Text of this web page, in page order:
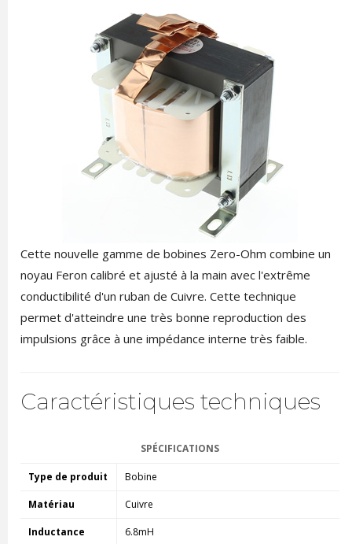
Cette nouvelle gamme de bobines Zero-Ohm combine un
noyau Feron calibré et ajusté à la main avec l'extrême
conductibilité d'un ruban de Cuivre. Cette technique
permet d'atteindre une très bonne reproduction des
impulsions grâce à une impédance interne très faible.
Caractéristiques techniques
SPÉCIFICATIONS
Type de produit Bobine
Matériau Cuivre
Inductance 6.8mH